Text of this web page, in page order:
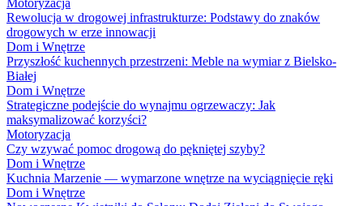
Motoryzacja
Rewolucja w drogowej infrastrukturze: Podstawy do znaków
drogowych w erze innowacji
Dom i Wnętrze
Przyszłość kuchennych przestrzeni: Meble na wymiar z Bielsko-
Białej
Dom i Wnętrze
Strategiczne podejście do wynajmu ogrzewaczy: Jak
maksymalizować korzyści?
Motoryzacja
Czy wzywać pomoc drogową do pękniętej szyby?
Dom i Wnętrze
Kuchnia Marzenie — wymarzone wnętrze na wyciągnięcie ręki
Dom i Wnętrze